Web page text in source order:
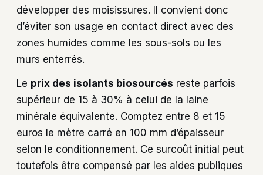
développer des moisissures. Il convient donc
d’éviter son usage en contact direct avec des
zones humides comme les sous-sols ou les
murs enterrés.
Le prix des isolants biosourcés reste parfois
supérieur de 15 à 30% à celui de la laine
minérale équivalente. Comptez entre 8 et 15
euros le mètre carré en 100 mm d’épaisseur
selon le conditionnement. Ce surcoût initial peut
toutefois être compensé par les aides publiques